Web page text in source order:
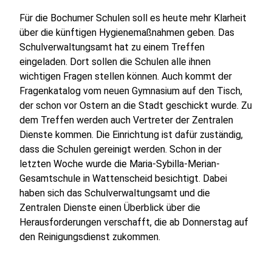
Für die Bochumer Schulen soll es heute mehr Klarheit
über die künftigen Hygienemaßnahmen geben. Das
Schulverwaltungsamt hat zu einem Treffen
eingeladen. Dort sollen die Schulen alle ihnen
wichtigen Fragen stellen können. Auch kommt der
Fragenkatalog vom neuen Gymnasium auf den Tisch,
der schon vor Ostern an die Stadt geschickt wurde. Zu
dem Treffen werden auch Vertreter der Zentralen
Dienste kommen. Die Einrichtung ist dafür zuständig,
dass die Schulen gereinigt werden. Schon in der
letzten Woche wurde die Maria-Sybilla-Merian-
Gesamtschule in Wattenscheid besichtigt. Dabei
haben sich das Schulverwaltungsamt und die
Zentralen Dienste einen Überblick über die
Herausforderungen verschafft, die ab Donnerstag auf
den Reinigungsdienst zukommen.